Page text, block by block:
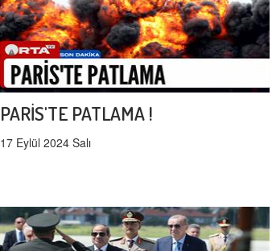
PARİS'TE PATLAMA !
17 Eylül 2024 Salı